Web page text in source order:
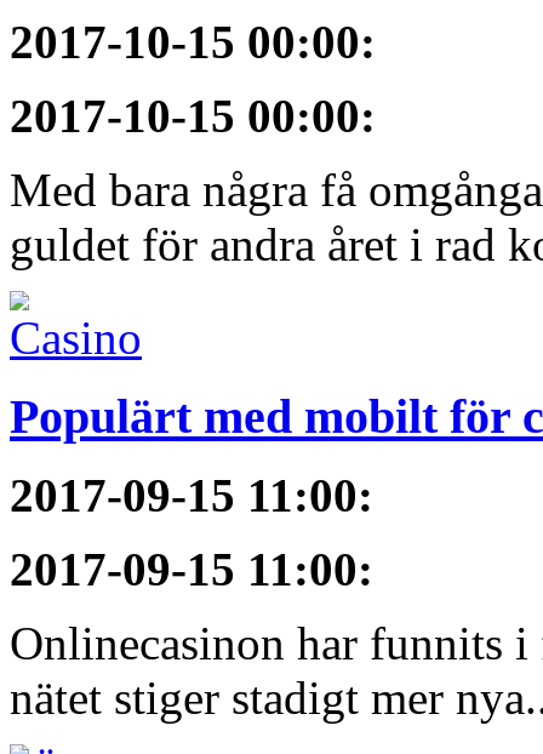
2017-10-15 00:00:
2017-10-15 00:00:
Med bara några få
guldet för andra året i rad
Populärt med mobilt för
2017-09-15 11:00:
2017-09-15 11:00:
Onlinecasinon har funnits i
nätet stiger stadigt mer